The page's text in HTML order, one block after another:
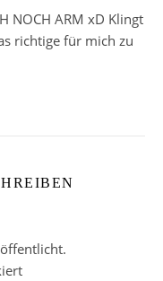
NOCH ARM xD Klingt
richtige für mich zu